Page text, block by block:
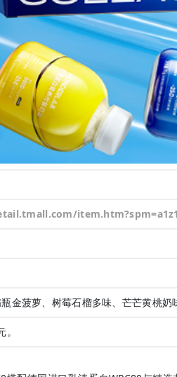
b-s.w4011-
金菠萝、树莓石榴多味、芒芒黄桃